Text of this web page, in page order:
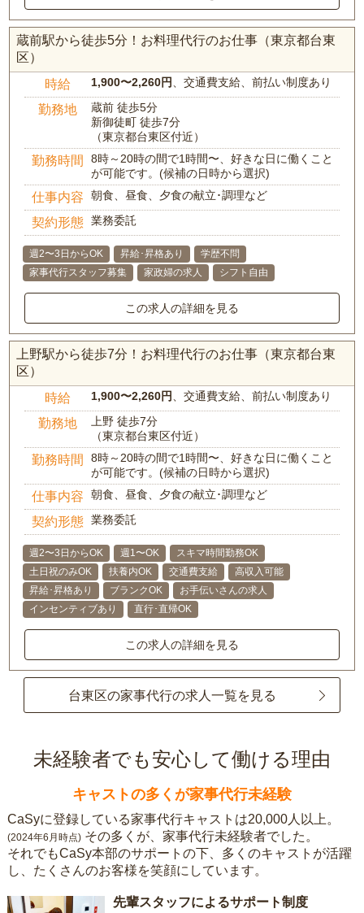
蔵前駅から徒歩5分！お料理代行のお仕事（東京都台東
区）
時給 1,900〜2,260円 、交通費支給、前払い制度あり
勤務地
蔵前 徒歩5分
新御徒町 徒歩7分
（東京都台東区付近）
勤務時間
8時～20時の間で1時間〜、好きな日に働くこと
が可能です。(候補の日時から選択)
仕事内容 朝食、昼食、夕食の献立･調理など
契約形態 業務委託
週2〜3日からOK 昇給･昇格あり
学歴不問
家事代行スタッフ募集
家政婦の求人 シフト自由
この求人の詳細を見る
上野駅から徒歩7分！お料理代行のお仕事（東京都台東
区）
時給 1,900〜2,260円 、交通費支給、前払い制度あり
勤務地
上野 徒歩7分
（東京都台東区付近）
勤務時間
8時～20時の間で1時間〜、好きな日に働くこと
が可能です。(候補の日時から選択)
仕事内容 朝食、昼食、夕食の献立･調理など
契約形態 業務委託
週2〜3日からOK 週1〜OK
スキマ時間勤務OK
土日祝のみOK
扶養内OK 交通費支給
高収入可能
昇給･昇格あり
ブランクOK
お手伝いさんの求人
インセンティブあり
直行･直帰OK
この求人の詳細を見る
台東区の家事代行の求人一覧を見る
未経験者でも安心して働ける理由
キャストの多くが家事代行未経験
CaSyに登録している家事代行キャストは20,000人以上。
(2024年6月時点) その多くが、家事代行未経験者でした。
それでもCaSy本部のサポートの下、多くのキャストが活躍
し、たくさんのお客様を笑顔にしています。
先輩スタッフによるサポート制度